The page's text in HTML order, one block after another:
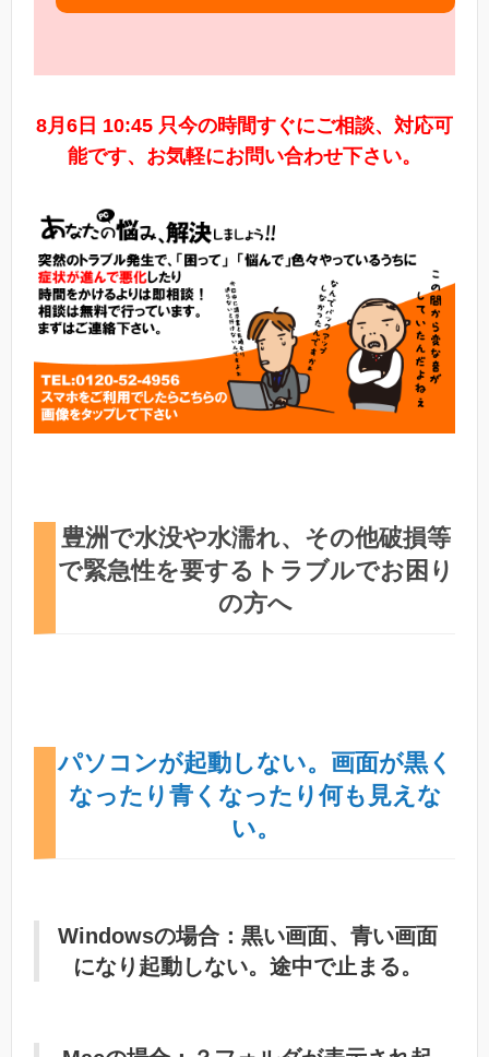
8月6日 10:45 只今の時間すぐにご相談、対応可
能です、お気軽にお問い合わせ下さい。
豊洲で水没や水濡れ、その他破損等
で緊急性を要するトラブルでお困り
の方へ
パソコンが起動しない。画面が黒く
なったり青くなったり何も見えな
い。
Windowsの場合：黒い画面、青い画面
になり起動しない。途中で止まる。